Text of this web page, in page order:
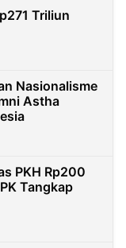
Triliun
Nasionalisme
Astha
PKH Rp200
Tangkap